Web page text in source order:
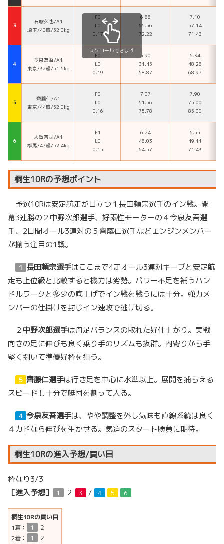
３
石塚久也/A1
埼玉/40歳/52.0kg
F0
L0
0.17
6.88
55.56
72.22
7.10
57.14
71.43
４
今泉友吾/A1
東京/32歳/51.5kg
F0
L0
0.19
5.90
31.45
58.87
6.34
48.28
68.97
５
齊藤仁/A1
東京/44歳/52.0kg
F0
L0
0.16
7.07
51.56
75.78
7.90
75.00
85.00
６
大澤普司/A1
群馬/47歳/52.4kg
F1
L0
0.15
6.24
48.03
64.57
6.55
49.11
71.43
スクロールできます
桐生10Rの予想ポイント
予選10Rは安定航走が目立つ１長田頼宗選手のイン戦。開
幕3連勝の２中野次郎選手、好素性モーターの４今泉友吾選
手、2日間オール3連対の５齊藤仁選手などエンジンメンバー
が揃う注目の1戦。
１ 長田頼宗選手はここまで4走オール3連対キープと安定航
走も上位級と比較すると機力は劣勢。パワー不足を補うハン
ドルワークと多少の底上げでイン戦を戦うには十分。強力メ
ンバーの仕掛けを封じイン速攻で逃げ切る。
２ 中野次郎選手は舟足バランスの取れた好仕上がり。実戦
向きの足に伸びも良く乗り手のリズムも抜群。内寄りから手
堅く捌いて準優好枠を狙う。
５ 齊藤仁選手は行き足を中心に水準以上。展開を捕らえる
スピードも十分で艇団を割って入る。
４ 今泉友吾選手は、やや調整を外し気味も直線系統は良く
４カドなら伸びを生かせる。気迫のスタート勝負に期待。
桐生10Rの進入予想/買い目
枠なり3/3
［進入予想］
１ ２ ３ / ４ ５ ６
桐生10Rの買い目
1着：
１
２
2着：
１ ２